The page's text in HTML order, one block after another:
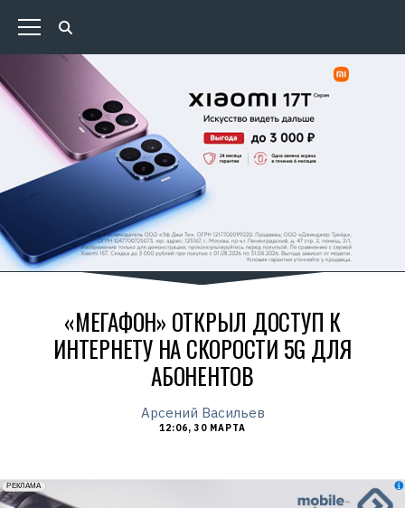
«МЕГАФОН» ОТКРЫЛ ДОСТУП К
ИНТЕРНЕТУ НА СКОРОСТИ 5G ДЛЯ
АБОНЕНТОВ
Арсений Васильев
12:06, 30 МАРТА
erid: 2VfnxxmNzs5
РЕКЛАМА